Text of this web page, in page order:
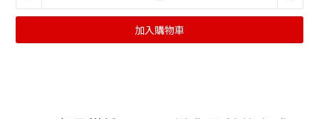
加入購物車